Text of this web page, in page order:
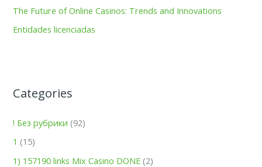
:The Future of Online Casinos: Trends and Innovations
Entidades licenciadas
Categories
! Без рубрики (92)
1 (15)
1) 157190 links Mix Casino DONE (2)